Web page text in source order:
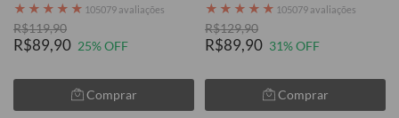
★ ★ ★ ★ ★ 105079 avaliações
R$119,90
R$89,90 25% OFF
Comprar
★ ★ ★ ★ ★ 105079 avaliações
R$129,90
R$89,90 31% OFF
Comprar